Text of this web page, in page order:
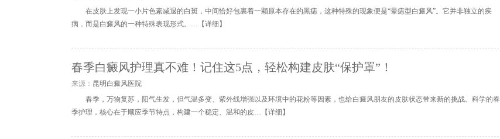
​在皮肤上发现一小片色素减退的白斑，中间恰好包裹着一颗原本存在的黑痣，这种特殊的现象便是“晕痣型白癜风”。它并非独立的疾
病，而是白癜风的一种特殊表现形式。…【详细 】
春季白癜风护理真不难！记住这5点，轻松构建皮肤“保护罩”！
来源： 昆明白癜风医院
春季，万物复苏，阳气生发，但气温多变、紫外线增强以及环境中的花粉等因素，也给白癜风朋友的皮肤状态带来新的挑战。科学的春
季护理，核心在于顺应季节特点，构建一个稳定、温和的皮…【详细 】